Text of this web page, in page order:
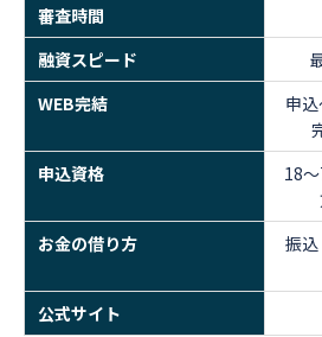
審査時間
融資スピード
WEB完結
申
申込資格
18
お金の借り方
振
公式サイト